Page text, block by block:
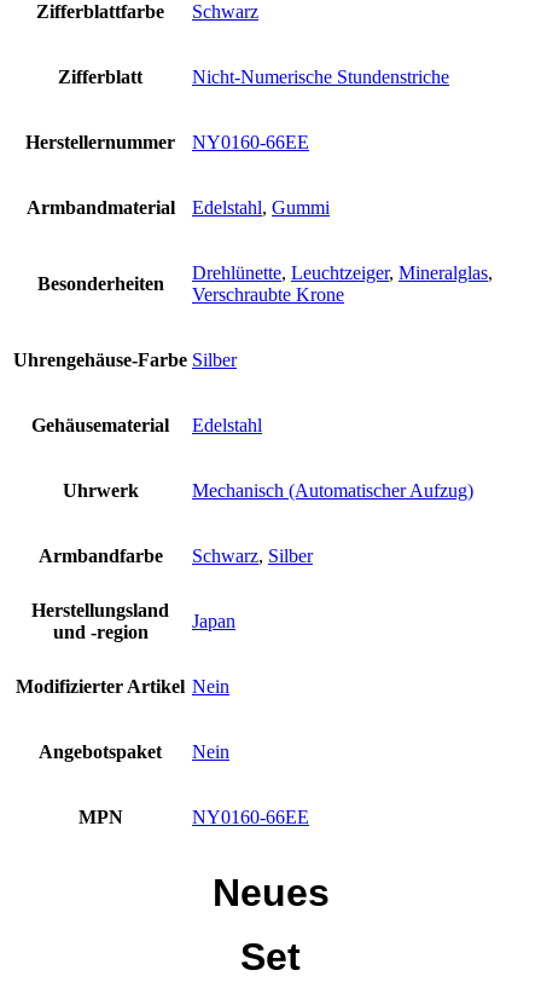
Zifferblattfarbe Schwarz
Zifferblatt Nicht-Numerische Stundenstriche
Herstellernummer NY0160-66EE
Armbandmaterial Edelstahl, Gummi
Besonderheiten
Drehlünette, Leuchtzeiger, Mineralglas,
Verschraubte Krone
Uhrengehäuse-Farbe Silber
Gehäusematerial Edelstahl
Uhrwerk Mechanisch (Automatischer Aufzug)
Armbandfarbe Schwarz, Silber
Herstellungsland
und -region
Japan
Modifizierter Artikel Nein
Angebotspaket Nein
MPN NY0160-66EE
Neues
Set